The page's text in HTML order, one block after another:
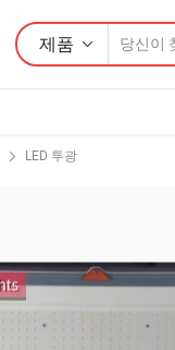
제품
LED 투광